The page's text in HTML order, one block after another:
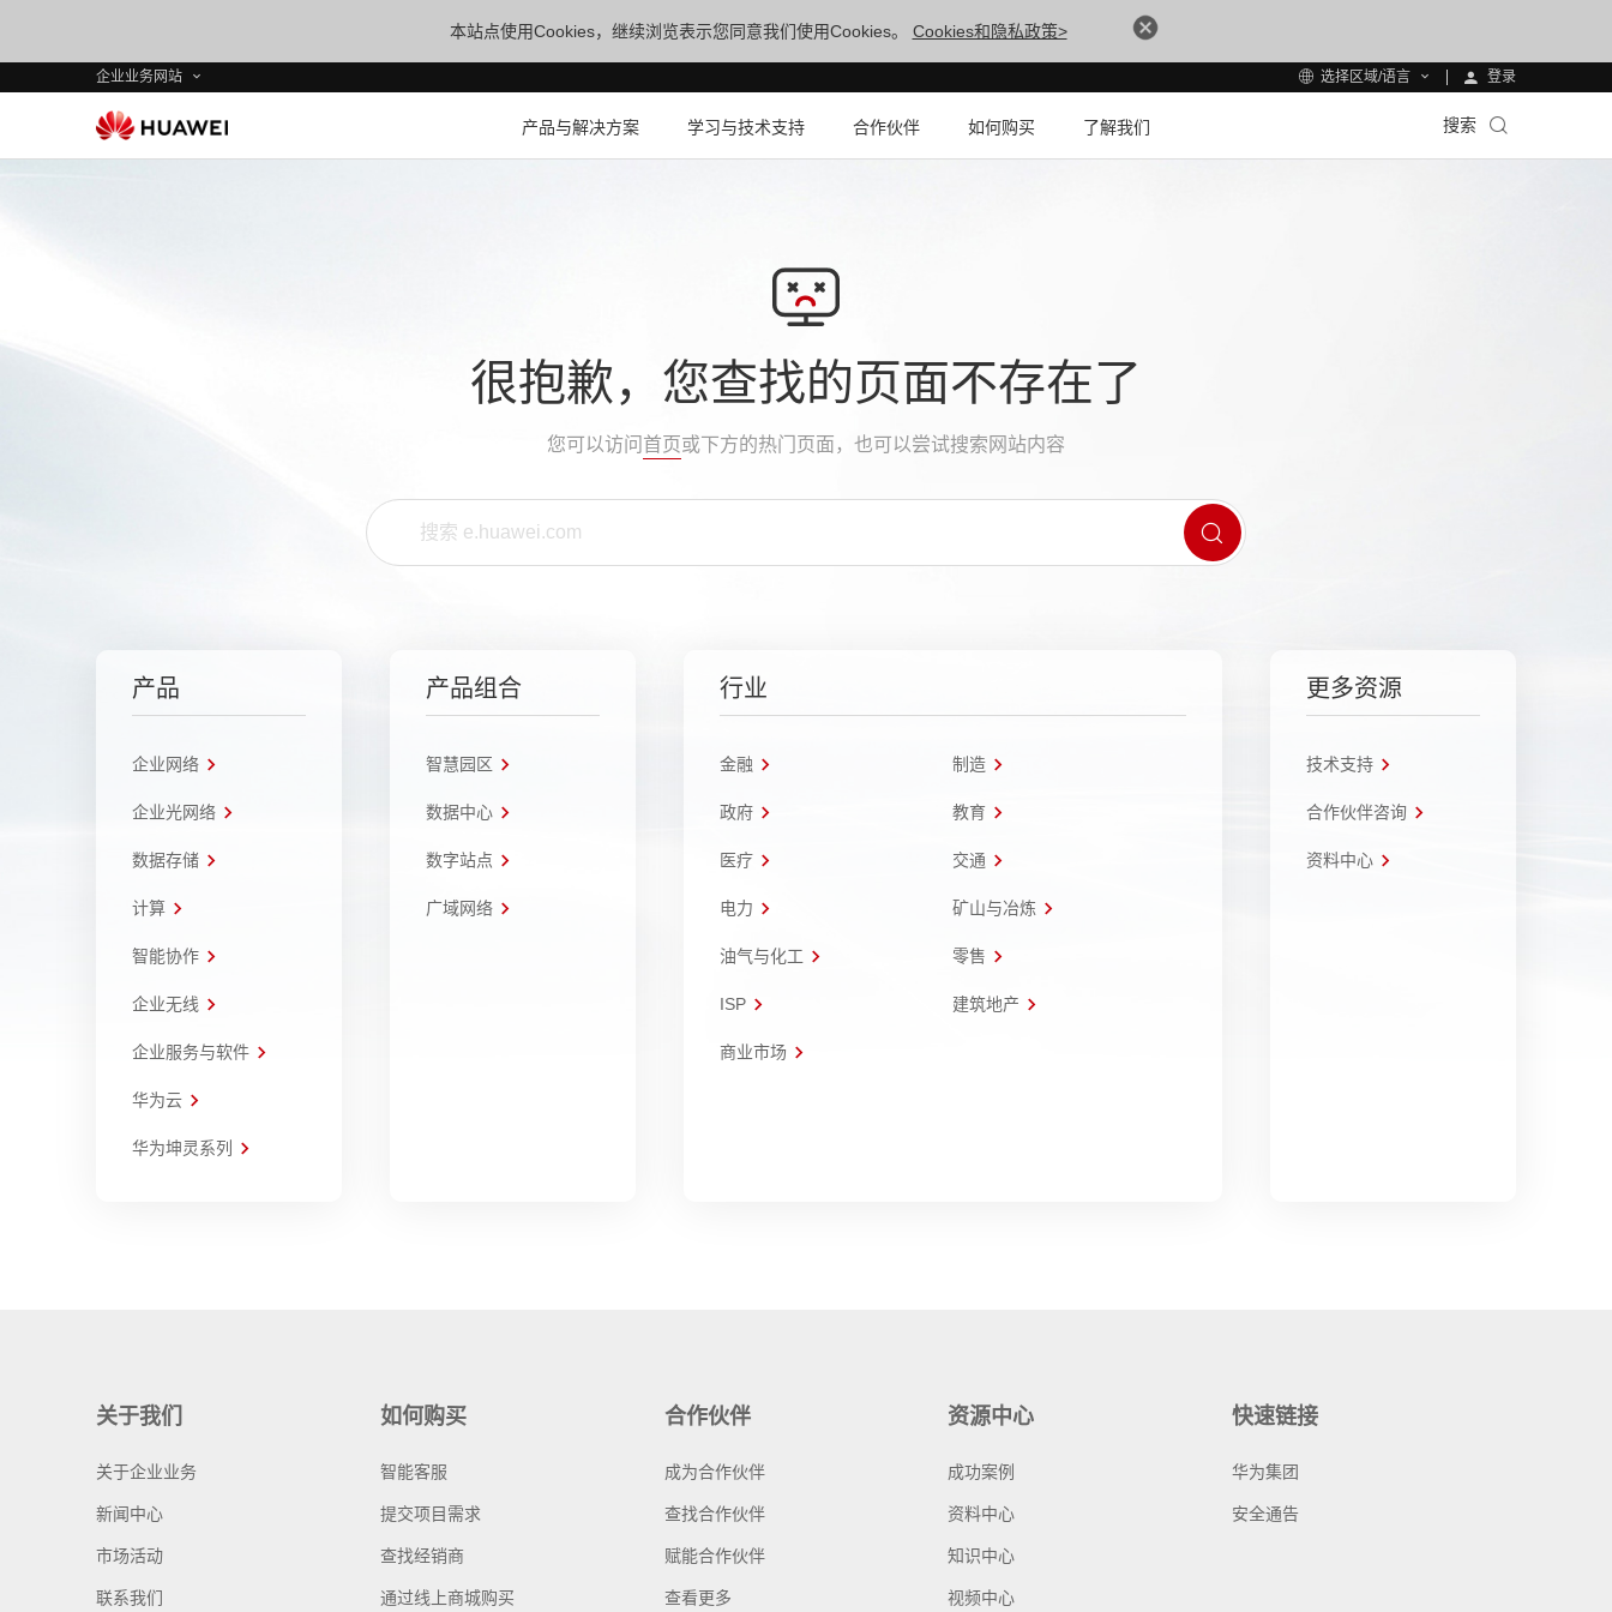
本站点使用Cookies，继续浏览表示您同意我们使用Cookies。 Cookies和隐私政策>
企业业务网站 选择区域/语言 登录
产品与解决方案 学习与技术支持 合作伙伴 如何购买 了解我们 搜索
很抱歉，您查找的页面不存在了
您可以访问 首页或下方的热门页面，也可以尝试搜索网站内容
产品
企业网络
企业光网络
数据存储
计算
智能协作
企业无线
企业服务与软件
华为云
华为坤灵系列
产品组合
智慧园区
数据中心
数字站点
广域网络
行业
金融 制造
政府 教育
医疗 交通
电力 矿山与冶炼
油气与化工 零售
ISP 建筑地产
商业市场
更多资源
技术支持
合作伙伴咨询
资料中心
关于我们
关于企业业务
新闻中心
市场活动
联系我们
如何购买
智能客服
提交项目需求
查找经销商
通过线上商城购买
合作伙伴
成为合作伙伴
查找合作伙伴
赋能合作伙伴
查看更多
资源中心
成功案例
资料中心
知识中心
视频中心
快速链接
华为集团
安全通告